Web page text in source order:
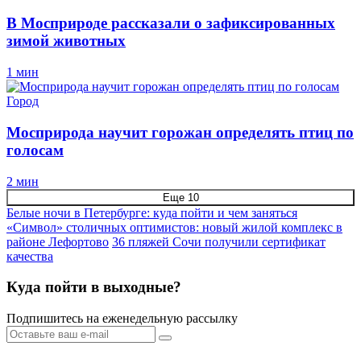
В Мосприроде рассказали о зафиксированных
зимой животных
1 мин
Город
Мосприрода научит горожан определять птиц по
голосам
2 мин
Еще 10
Белые ночи в Петербурге: куда пойти и чем заняться
«Символ» столичных оптимистов: новый жилой комплекс в
районе Лефортово 36 пляжей Сочи получили сертификат
качества
Куда пойти в выходные?
Подпишитесь на еженедельную рассылку